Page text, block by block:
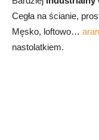
Cegła na ścianie,
Męsko, loftowo…
nastolatkiem.